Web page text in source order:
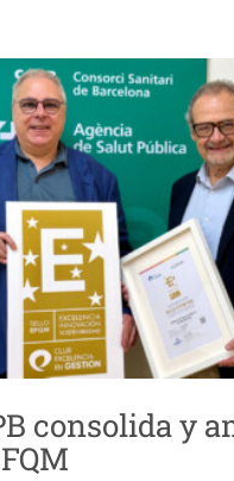
consolida y